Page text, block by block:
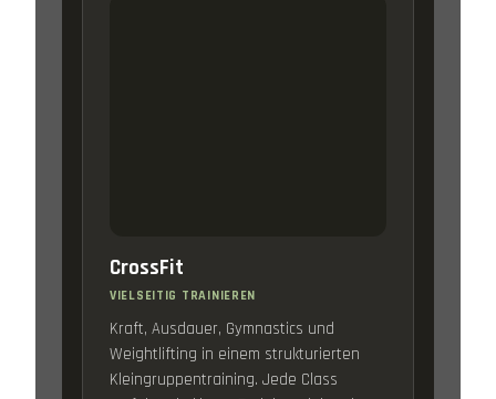
CrossFit
VIELSEITIG TRAINIEREN
Kraft, Ausdauer, Gymnastics und
Weightlifting in einem strukturierten
Kleingruppentraining. Jede Class